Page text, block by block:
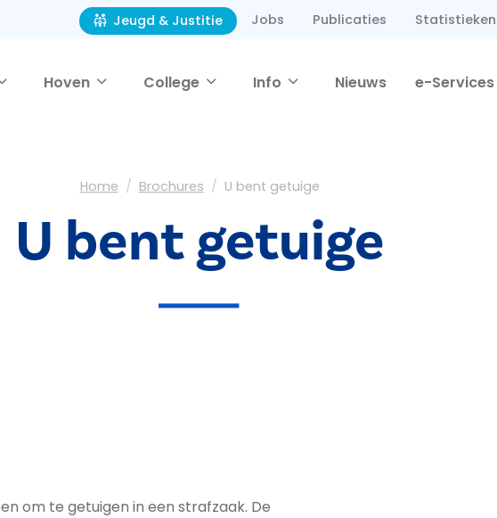
Jeugd & Justitie Jobs Publicaties Statistieken
Hoven College Info Nieuws e-Services
Home Brochures U bent getuige
U bent getuige
om te getuigen in een strafzaak. De